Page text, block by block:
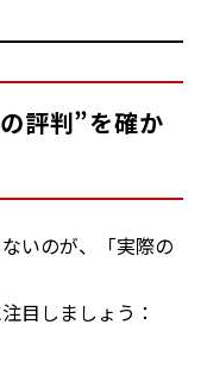
評判”を確か
いのが、「実際の
目しましょう：